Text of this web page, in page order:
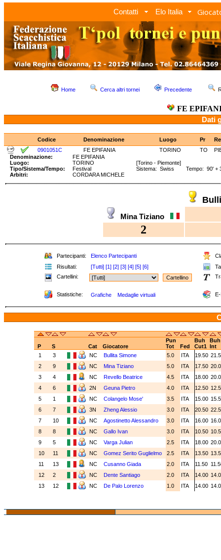
Contatti Elo Italia
Home Cerca altri tornei Precedente
FE
Dati
Codice Denominazione Luogo Pr
0901051C
FE EPIFANIA TORINO TO
Denominazione:
FE EPIFANIA
Luogo:
TORINO
[Torino - Piemonte]
Tipo/Sistema/Tempo:
Festival
Sistema: Swiss Tempo: 90' +
Arbitri:
CORDARA MICHELE
Mina Tiziano
2
Partecipanti: Elenco Partecipanti
Risultati:
[Tutti] [1] [2] [3] [4] [5] [6]
Cartellini:
Statistiche: Grafiche Medaglie virtuali
Pun Buh
Buh
P
S Cat Giocatore Tot Fed Cut1 Int
1
3 NC Bullita Simone 5.0 ITA 19.50
2
9 NC Mina Tiziano 5.0 ITA 17.50
3
4 NC Revello Beatrice 4.5 ITA 18.00
4
6 2N Geuna Pietro 4.0 ITA 12.50
5
1 NC Colangelo Mose' 3.5 ITA 15.00
6
7 3N Zheng Alessio 3.0 ITA 20.50
7
10 NC Agostinetto Alessandro 3.0 ITA 16.00
8
8 NC Gallo Ivan 3.0 ITA 10.50
9
5 NC Varga Julian 2.5 ITA 18.00
10
11 NC Gomez Serito Guglielmo 2.5 ITA 13.50
11
13 NC Cusanno Giada 2.0 ITA 11.50
12
2 NC Dente Santiago 2.0 ITA 14.00
13
12 NC De Palo Lorenzo 1.0 ITA 14.00